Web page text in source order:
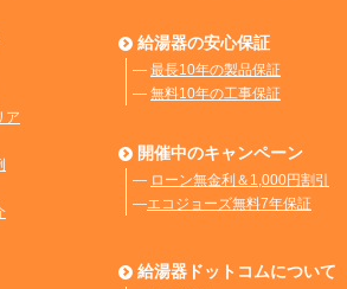
ア
給湯器の安心保証
― 最長10年の製品保証
― 無料10年の工事保証
開催中のキャンペーン
― ローン無金利＆1,000円割引
―エコジョーズ無料7年保証
給湯器ドットコムについて